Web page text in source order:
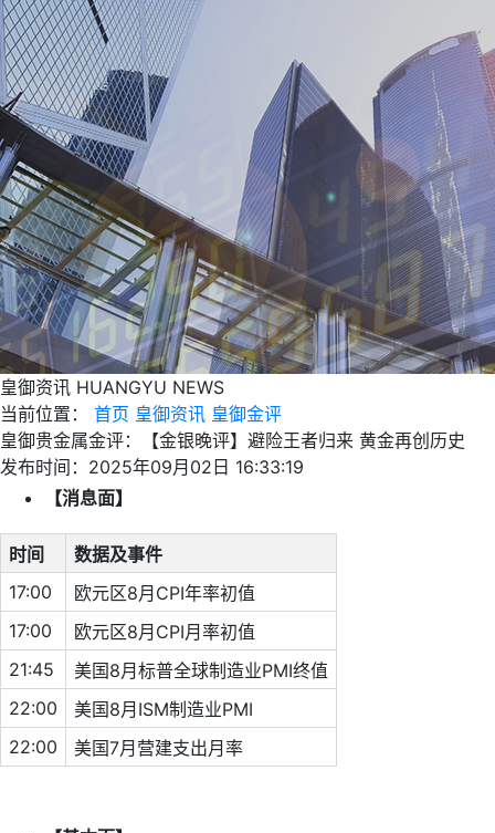
皇御资讯 HUANGYU NEWS
当前位置：
首页 皇御资讯 皇御金评
皇御贵金属金评：【金银晚评】避险王者归来 黄金再创历史
发布时间：2025年09月02日 16:33:19
【消息面】
时间
数据及事件
17:00
欧元区8月CPI年率初值
17:00
欧元区8月CPI月率初值
21:45
美国8月标普全球制造业PMI终值
22:00
美国8月ISM制造业PMI
22:00
美国7月营建支出月率